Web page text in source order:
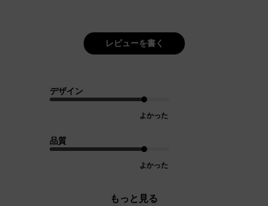
レビューを書く
デザイン
よかった
品質
よかった
もっと見る